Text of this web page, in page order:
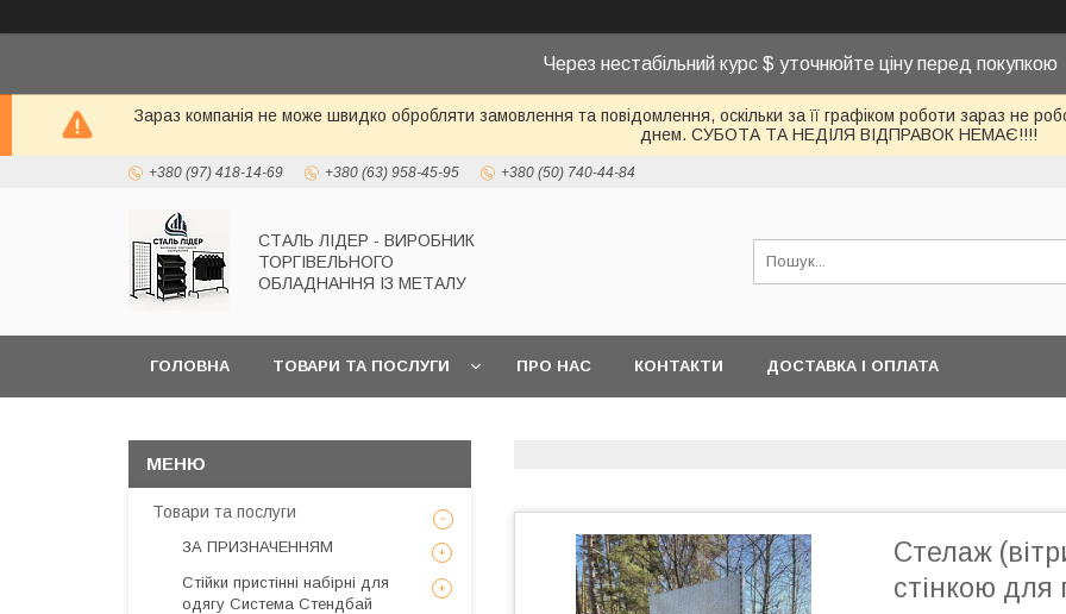
Через нестабільний курс $ уточнюйте ціну перед покупкою
Зараз компанія не може швидко обробляти замовлення та повідомлення, оскільки за її графіком роботи зараз не
днем. СУБОТА ТА НЕДІЛЯ ВІДПРАВОК НЕМАЄ!!!!
+380 (97) 418-14-69 +380 (63) 958-45-95 +380 (50) 740-44-84
СТАЛЬ ЛІДЕР - ВИРОБНИК
ТОРГІВЕЛЬНОГО
ОБЛАДНАННЯ ІЗ МЕТАЛУ
ГОЛОВНА ТОВАРИ ТА ПОСЛУГИ ПРО НАС КОНТАКТИ ДОСТАВКА І ОПЛАТА
Стелаж
стінкою для
Товари та послуги
ЗА ПРИЗНАЧЕННЯМ
Стійки пристінні набірні для
одягу Система Стендбай